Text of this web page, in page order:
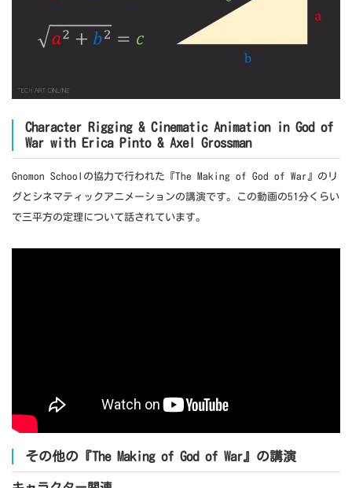
Character Rigging & Cinematic Animation in God of
War with Erica Pinto & Axel Grossman
Gnomon Schoolの協力で行われた『The Making of God of War』のリ
グとシネマティックアニメーションの講演です。この動画の51分くらい
で三平方の定理について話されています。
その他の『The Making of God of War』の講演